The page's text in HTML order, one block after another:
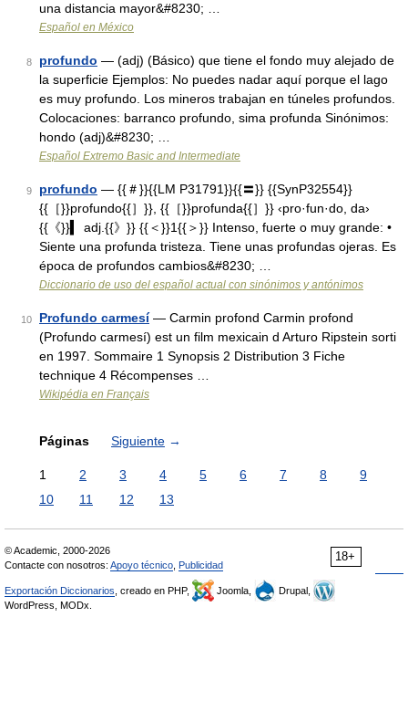
una distancia mayor&#8230; …
Español en México
8 profundo — (adj) (Básico) que tiene el fondo muy alejado de
la superficie Ejemplos: No puedes nadar aquí porque el lago
es muy profundo. Los mineros trabajan en túneles profundos.
Colocaciones: barranco profundo, sima profunda Sinónimos:
hondo (adj)&#8230; …
Español Extremo Basic and Intermediate
9 profundo — {{＃}}{{LM P31791}}{{〓}} {{SynP32554}}
{{［}}profundo{{］}}, {{［}}profunda{{］}} ‹pro·fun·do, da›
{{《}}▍ adj.{{》}} {{＜}}1{{＞}} Intenso, fuerte o muy grande: •
Siente una profunda tristeza. Tiene unas profundas ojeras. Es
época de profundos cambios&#8230; …
Diccionario de uso del español actual con sinónimos y antónimos
10 Profundo carmesí— Carmin profond Carmin profond
(Profundo carmesí) est un film mexicain d Arturo Ripstein sorti
en 1997. Sommaire 1 Synopsis 2 Distribution 3 Fiche
technique 4 Récompenses …
Wikipédia en Français
Páginas Siguiente →
1 2 3 4 5 6 7 8
9
10
11 12 13
18+
© Academic, 2000-2026
Contacte con nosotros: Apoyo técnico Publicidad
Exportación Diccionarios , creado en PHP, Joomla,
Drupal,
WordPress, MODx.